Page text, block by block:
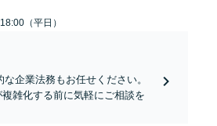
（平日）
企業法務もお任せください。
雑化する前に気軽にご相談を